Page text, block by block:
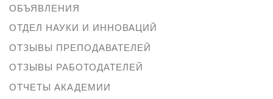
ОБЪЯВЛЕНИЯ
ОТДЕЛ НАУКИ И ИННОВАЦИЙ
ОТЗЫВЫ ПРЕПОДАВАТЕЛЕЙ
ОТЗЫВЫ РАБОТОДАТЕЛЕЙ
ОТЧЕТЫ АКАДЕМИИ